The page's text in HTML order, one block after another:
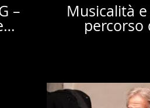
– Musicalità
percorso